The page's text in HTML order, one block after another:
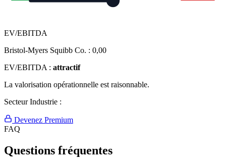
EV/EBITDA
Bristol-Myers Squibb Co. : 0,00
EV/EBITDA : attractif
La valorisation opérationnelle est raisonnable.
Secteur Industrie :
Devenez Premium
FAQ
Questions fréquentes